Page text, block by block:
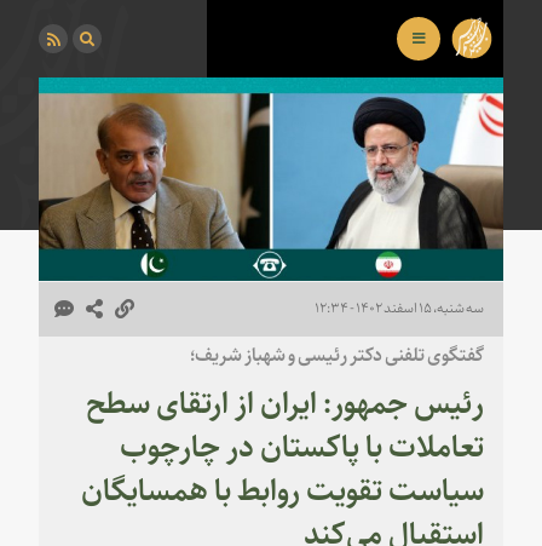
سه شنبه، ۱۵ اسفند ۱۴۰۲ - ۱۲:۳۴
گفتگوی تلفنی دکتر رئیسی و شهباز شریف؛
رئیس جمهور: ایران از ارتقای سطح
تعاملات با پاکستان در چارچوب
سیاست تقویت روابط با همسایگان
استقبال می‌کند